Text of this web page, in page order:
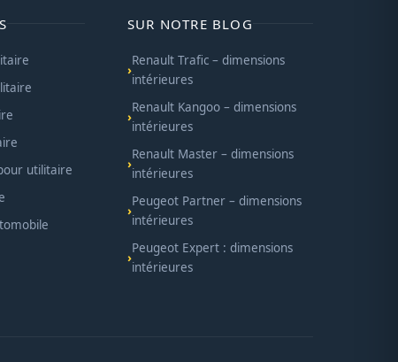
utilitaire
SUR NOTRE BLOG
Renault Trafic – dimensions
intérieures
Renault Kangoo – dimensions
intérieures
Renault Master – dimensions
intérieures
Peugeot Partner – dimensions
intérieures
Peugeot Expert : dimensions
intérieures